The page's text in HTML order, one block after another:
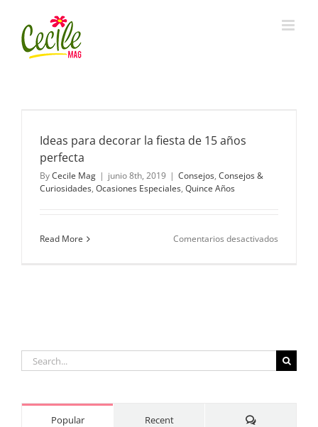
content
Ideas para decorar la fiesta de 15 años
perfecta
ByCecile Mag | junio 8th, 2019 | Consejos, Consejos &
Curiosidades, Ocasiones Especiales, Quince Años
Read More Comentarios desactivados
perfecta
Search
for:
Popular Recent Comments